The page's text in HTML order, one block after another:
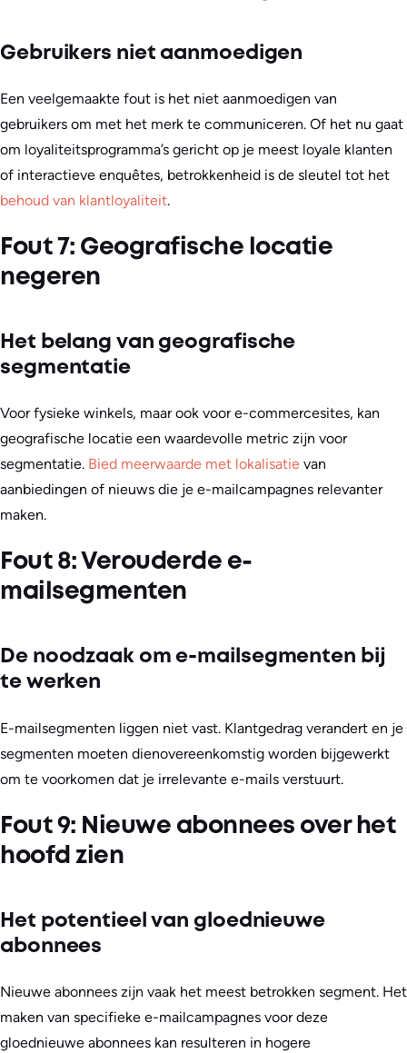
Gebruikers niet aanmoedigen
Een veelgemaakte fout is het niet aanmoedigen van
gebruikers om met het merk te communiceren. Of het nu gaat
om loyaliteitsprogramma’s gericht op je meest loyale klanten
of interactieve enquêtes, betrokkenheid is de sleutel tot het
behoud van klantloyaliteit.
Fout 7: Geografische locatie
negeren
Het belang van geografische
segmentatie
Voor fysieke winkels, maar ook voor e-commercesites, kan
geografische locatie een waardevolle metric zijn voor
segmentatie. Bied meerwaarde met lokalisatie van
aanbiedingen of nieuws die je e-mailcampagnes relevanter
maken.
Fout 8: Verouderde e-
mailsegmenten
De noodzaak om e-mailsegmenten bij
te werken
E-mailsegmenten liggen niet vast. Klantgedrag verandert en je
segmenten moeten dienovereenkomstig worden bijgewerkt
om te voorkomen dat je irrelevante e-mails verstuurt.
Fout 9: Nieuwe abonnees over het
hoofd zien
Het potentieel van gloednieuwe
abonnees
Nieuwe abonnees zijn vaak het meest betrokken segment. Het
maken van specifieke e-mailcampagnes voor deze
gloednieuwe abonnees kan resulteren in hogere